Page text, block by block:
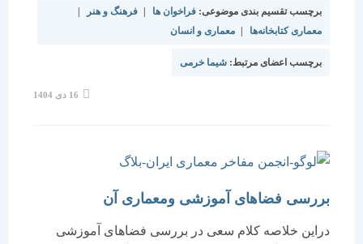
برچسب تقسیم بندی موضوعی:فراخوان ها | فرهنگ و هنر |
معماری کتابخانه‌ها | معماری و انسان
برچسب اعضای مرتبط: شیما خرمی
بررسی فضاهای آموزشی ومعماری آن
دراین خلاصه کلام سعی در بررسی فضاهای آموزشی